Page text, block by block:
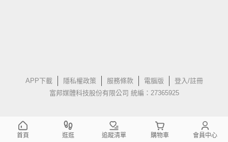
APP下載 隱私權政策 服務條款 電腦版
登入/註冊
富邦媒體科技股份有限公司 統編：27365925
首頁 逛逛 追蹤清單 購物車 會員中心